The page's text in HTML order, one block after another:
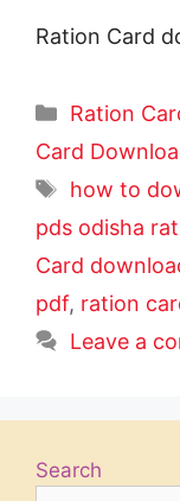
Ration Card
Categories
Ration
Card
Tags
how to
pds odisha
Card
pdf, ration
Leave a
Search